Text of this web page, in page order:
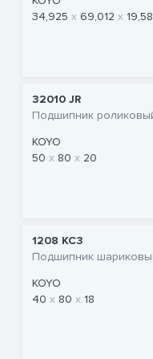
34,925
69,012
32010 JR
Подшипник
KOYO
50
80 20
1208 KC3
Подшипник
KOYO
40
80 18